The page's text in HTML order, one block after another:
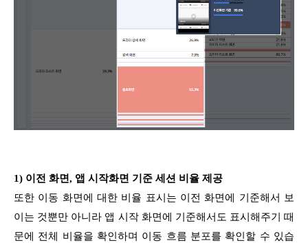
1) 이전 화면, 앱 시작화면 기준 세션 비율 제공
또한 이동 화면에 대한 비율 표시는 이전 화면에 기준해서 보
이는 것뿐만 아니라 앱 시작 화면에 기준해서도 표시해주기 때
문에 전체 비율을 확인하며 이동 흐름 분포를 확인할 수 있습